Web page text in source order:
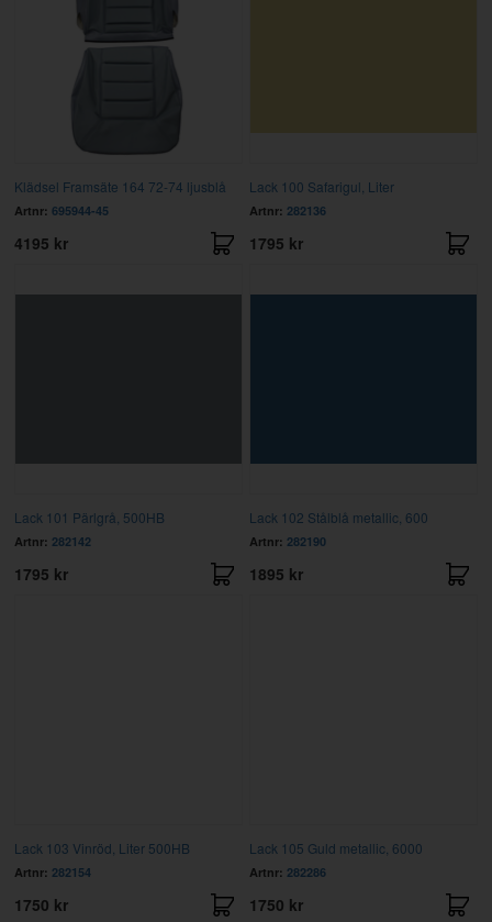
Klädsel Framsäte 164 72-74 ljusblå
Artnr: 695944-45
4195 kr
Lack 100 Safarigul, Liter
Artnr: 282136
1795 kr
Lack 101 Pärlgrå, 500HB
Artnr: 282142
1795 kr
Lack 102 Stålblå metallic, 600
Artnr: 282190
1895 kr
Lack 103 Vinröd, Liter 500HB
Artnr: 282154
1750 kr
Lack 105 Guld metallic, 6000
Artnr: 282286
1750 kr